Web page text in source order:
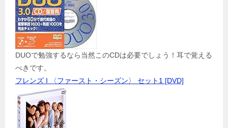
DUOで勉強するなら当然このCDは必要でしょう！耳で覚える
べきです。
フレンズ I 〈ファースト・シーズン〉 セット1 [DVD]